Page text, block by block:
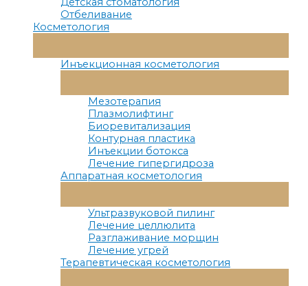
Отбеливание
Косметология
Меню
Инъекционная косметология
Меню
Мезотерапия
Плазмолифтинг
Биоревитализация
Контурная пластика
Инъекции ботокса
Лечение гипергидроза
Аппаратная косметология
Меню
Ультразвуковой пилинг
Лечение целлюлита
Разглаживание морщин
Лечение угрей
Терапевтическая косметология